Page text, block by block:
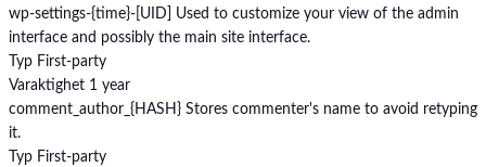
wp-settings-{time}-[UID]
Used to customize your view of the admin
interface and possibly the main site interface.
Typ First-party
Varaktighet 1 year
comment_author_{HASH} Stores commenter's name to avoid retyping
it.
Typ First-party